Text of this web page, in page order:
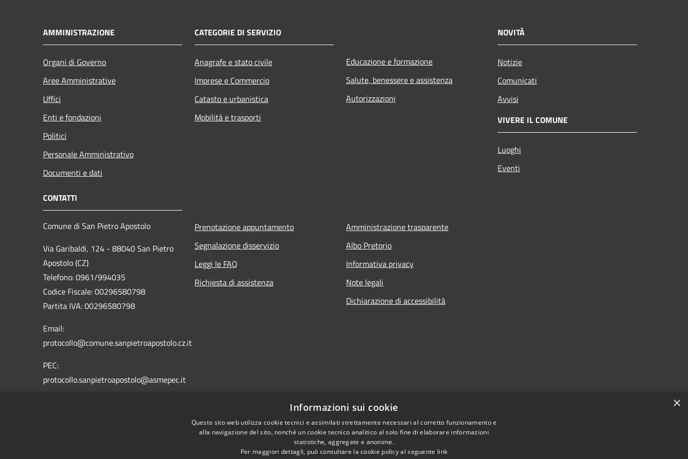
AMMINISTRAZIONE
Organi di Governo
Aree Amministrative
Uffici
Enti e fondazioni
Politici
Personale Amministrativo
Documenti e dati
CATEGORIE DI SERVIZIO
Anagrafe e stato civile
Imprese e Commercio
Catasto e urbanistica
Mobilità e trasporti
Educazione e formazione
Salute, benessere e assistenza
Autorizzazioni
NOVITÀ
Notizie
Comunicati
Avvisi
VIVERE IL COMUNE
Luoghi
Eventi
CONTATTI
Comune di San Pietro Apostolo
Via Garibaldi, 124 - 88040 San Pietro
Apostolo (CZ)
Telefono: 0961/994035
Codice Fiscale: 00296580798
Partita IVA: 00296580798
Email:
protocollo@comune.sanpietroapostolo.cz.it
PEC:
protocollo.sanpietroapostolo@asmepec.it
Prenotazione appuntamento
Segnalazione disservizio
Leggi le FAQ
Richiesta di assistenza
Amministrazione trasparente
Albo Pretorio
Informativa privacy
Note legali
Dichiarazione di accessibilità
×
Informazioni sui cookie
Questo sito web utilizza cookie tecnici e assimilati strettamente necessari al corretto funzionamento e
alla navigazione del sito, nonché un cookie tecnico analitico al solo fine di elaborare informazioni
statistiche, aggregate e anonime.
Per maggiori dettagli, può consultare la cookie policy al seguente link